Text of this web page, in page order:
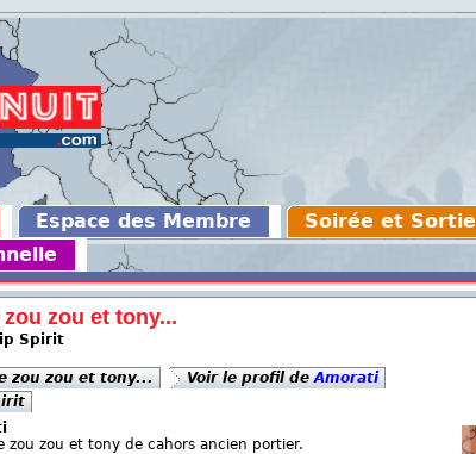
Espace des Membre Soirée et Sortie
zou et tony...
Spirit
zou zou et tony... Voir le profil deAmorati
zou zou et tony de cahors ancien portier.